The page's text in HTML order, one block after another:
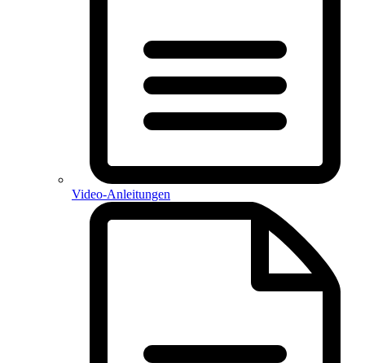
Video-Anleitungen